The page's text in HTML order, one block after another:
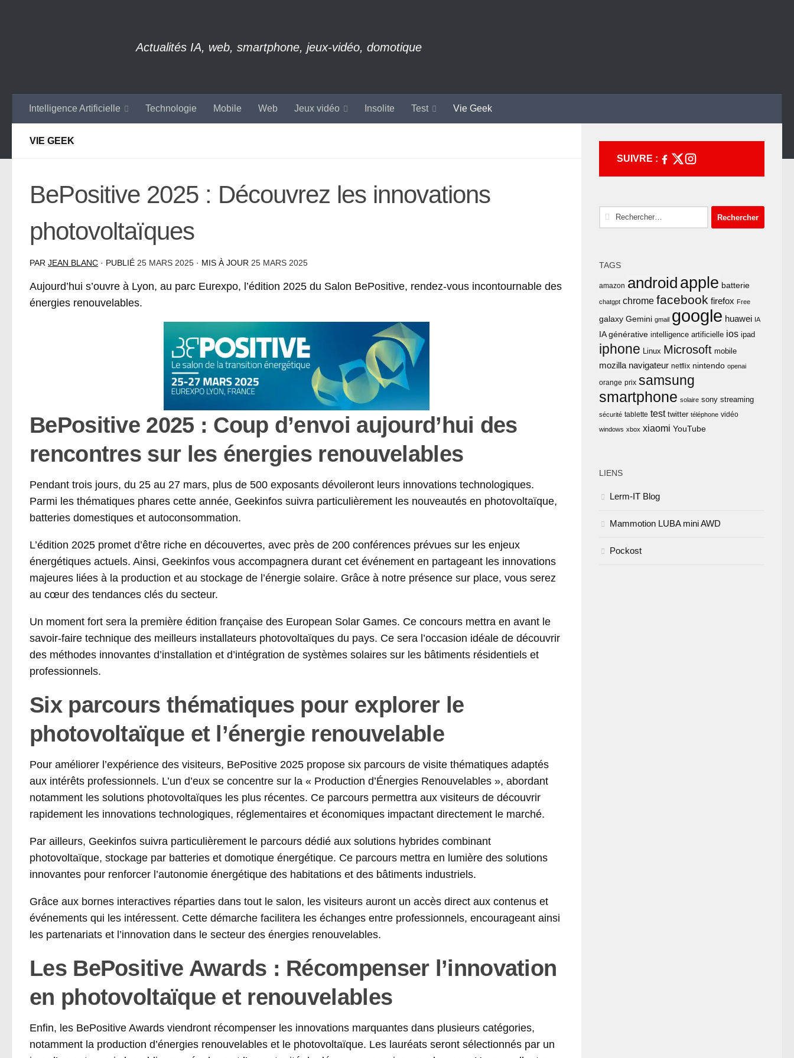
Actualités IA, web, smartphone, jeux-vidéo, domotique
Intelligence Artificielle Technologie Mobile Web Jeux vidéo Insolite Test Vie Geek
VIE GEEK
BePositive 2025 : Découvrez les innovations
photovoltaïques
PAR JEAN BLANC · PUBLIÉ 25 MARS 2025 · MIS À JOUR 25 MARS 2025
Aujourd’hui s’ouvre à Lyon, au parc Eurexpo, l’édition 2025 du Salon BePositive, rendez-vous incontournable des
énergies renouvelables.
BePositive 2025 : Coup d’envoi aujourd’hui des
rencontres sur les énergies renouvelables
Pendant trois jours, du 25 au 27 mars, plus de 500 exposants dévoileront leurs innovations technologiques.
Parmi les thématiques phares cette année, Geekinfos suivra particulièrement les nouveautés en photovoltaïque,
batteries domestiques et autoconsommation.
L’édition 2025 promet d’être riche en découvertes, avec près de 200 conférences prévues sur les enjeux
énergétiques actuels. Ainsi, Geekinfos vous accompagnera durant cet événement en partageant les innovations
majeures liées à la production et au stockage de l’énergie solaire. Grâce à notre présence sur place, vous serez
au cœur des tendances clés du secteur.
Un moment fort sera la première édition française des European Solar Games. Ce concours mettra en avant le
savoir-faire technique des meilleurs installateurs photovoltaïques du pays. Ce sera l’occasion idéale de découvrir
des méthodes innovantes d’installation et d’intégration de systèmes solaires sur les bâtiments résidentiels et
professionnels.
Six parcours thématiques pour explorer le
photovoltaïque et l’énergie renouvelable
Pour améliorer l’expérience des visiteurs, BePositive 2025 propose six parcours de visite thématiques adaptés
aux intérêts professionnels. L’un d’eux se concentre sur la « Production d’Énergies Renouvelables », abordant
notamment les solutions photovoltaïques les plus récentes. Ce parcours permettra aux visiteurs de découvrir
rapidement les innovations technologiques, réglementaires et économiques impactant directement le marché.
Par ailleurs, Geekinfos suivra particulièrement le parcours dédié aux solutions hybrides combinant
photovoltaïque, stockage par batteries et domotique énergétique. Ce parcours mettra en lumière des solutions
innovantes pour renforcer l’autonomie énergétique des habitations et des bâtiments industriels.
Grâce aux bornes interactives réparties dans tout le salon, les visiteurs auront un accès direct aux contenus et
événements qui les intéressent. Cette démarche facilitera les échanges entre professionnels, encourageant ainsi
les partenariats et l’innovation dans le secteur des énergies renouvelables.
Les BePositive Awards : Récompenser l’innovation
en photovoltaïque et renouvelables
Enfin, les BePositive Awards viendront récompenser les innovations marquantes dans plusieurs catégories,
notamment la production d’énergies renouvelables et le photovoltaïque. Les lauréats seront sélectionnés par un
SUIVRE :
Rechercher :
TAGS
amazon android apple batterie
chatgpt chrome facebook firefox Free
galaxy Gemini gmail google huawei IA
IA générative intelligence artificielle ios ipad
iphone Linux Microsoft mobile
mozilla navigateur netflix nintendo openai
orange prix samsung
smartphone solaire sony streaming
sécurité tablette test twitter téléphone vidéo
windows xbox xiaomi YouTube
LIENS
Lerm-IT Blog
Mammotion LUBA mini AWD
Pockost